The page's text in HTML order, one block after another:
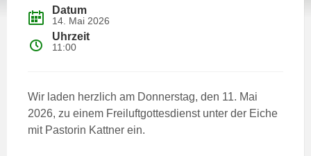
14. Mai 2026
11:00
Wir laden herzlich am Donnerstag, den 11. Mai
2026, zu einem Freiluftgottesdienst unter der Eiche
mit Pastorin Kattner ein.